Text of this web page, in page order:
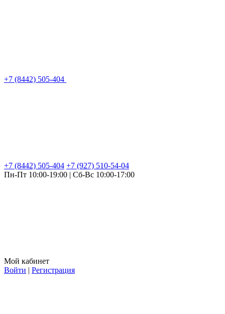
+7 (8442) 505-404
+7 (8442) 505-404 +7 (927) 510-54-04
Пн-Пт 10:00-19:00 | Сб-Вс 10:00-17:00
Мой кабинет
Войти | Регистрация